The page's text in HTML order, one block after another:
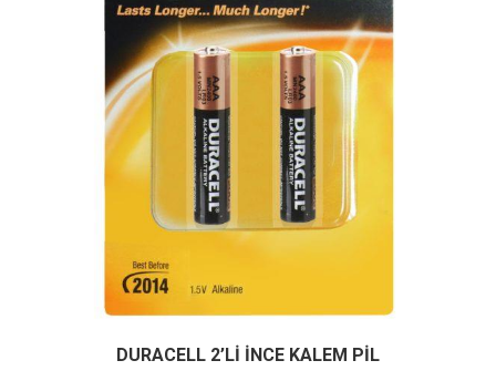
DURACELL 2’Lİ İNCE KALEM PİL